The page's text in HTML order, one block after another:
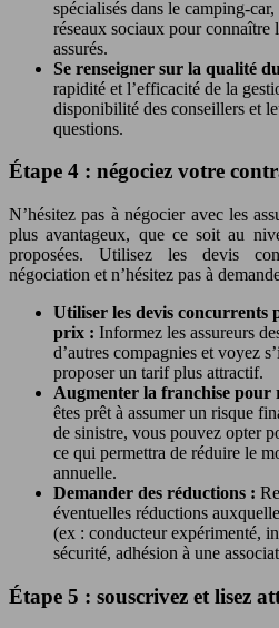
spécialisés dans le camping-
réseaux sociaux pour connaître
assurés.
Se renseigner sur la qualité
rapidité et l’efficacité de la
disponibilité des conseillers et
questions.
Étape 4 : négociez votre
N’hésitez pas à négocier avec les
plus avantageux, que ce soit au
proposées. Utilisez les devis
négociation et n’hésitez pas à
Utiliser les devis
prix : Informez les assureurs
d’autres compagnies et voyez
proposer un tarif plus attractif.
Augmenter la franchise pour
êtes prêt à assumer un risque
de sinistre, vous pouvez opter
ce qui permettra de réduire le
annuelle.
Demander des réductions :
éventuelles réductions
(ex : conducteur expérimenté,
sécurité, adhésion à une
Étape 5 : souscrivez et lisez